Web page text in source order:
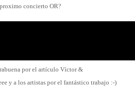
concierto OR?
por el artículo Víctor &
y a los artistas por el fantástico trabajo :-)